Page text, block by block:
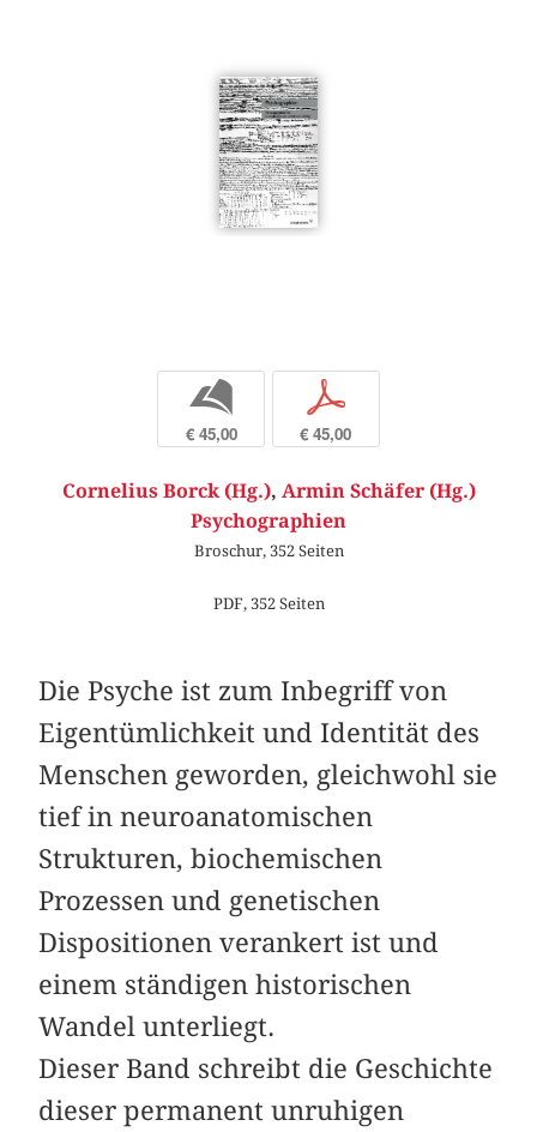
b
€ 45,00
p
€ 45,00
Cornelius Borck (Hg.), Armin Schäfer (Hg.)
Psychographien
Broschur, 352 Seiten
PDF, 352 Seiten
Die Psyche ist zum Inbegriff von
Eigentümlichkeit und Identität des
Menschen geworden, gleichwohl sie
tief in neuroanatomischen
Strukturen, biochemischen
Prozessen und genetischen
Dispositionen verankert ist und
einem ständigen historischen
Wandel unterliegt.
Dieser Band schreibt die Geschichte
dieser permanent unruhigen